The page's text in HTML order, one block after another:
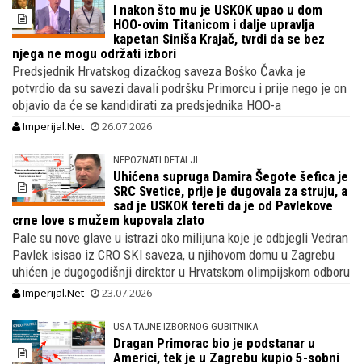
I nakon što mu je USKOK upao u dom
HOO-ovim Titanicom i dalje upravlja
kapetan Siniša Krajač, tvrdi da se bez
njega ne mogu održati izbori
Predsjednik Hrvatskog dizačkog saveza Boško Čavka je
potvrdio da su savezi davali podršku Primorcu i prije nego je on
objavio da će se kandidirati za predsjednika HOO-a
Imperijal.Net 26.07.2026
NEPOZNATI DETALJI
Uhićena supruga Damira Šegote šefica je
SRC Svetice, prije je dugovala za struju, a
sad je USKOK tereti da je od Pavlekove
crne love s mužem kupovala zlato
Pale su nove glave u istrazi oko milijuna koje je odbjegli Vedran
Pavlek isisao iz CRO SKI saveza, u njihovom domu u Zagrebu
uhićen je dugogodišnji direktor u Hrvatskom olimpijskom odboru
Imperijal.Net 23.07.2026
USA TAJNE IZBORNOG GUBITNIKA
Dragan Primorac bio je podstanar u
Americi, tek je u Zagrebu kupio 5-sobni